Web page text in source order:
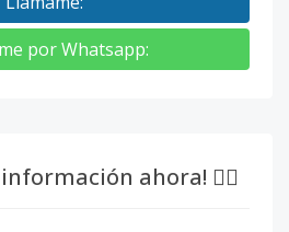
por Whatsapp:
ahora! 👇🏽